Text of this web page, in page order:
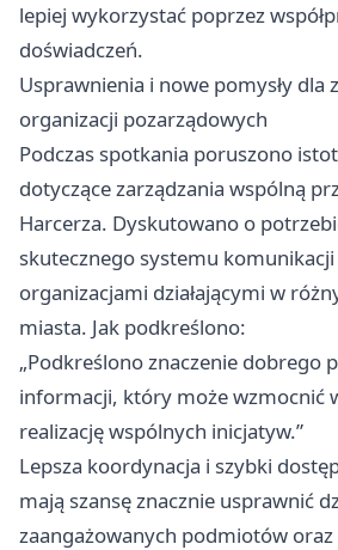
lepiej wykorzystać poprzez
doświadczeń.
Usprawnienia i nowe pomysły dla
organizacji pozarządowych
Podczas spotkania poruszono
dotyczące zarządzania wspólną
Harcerza. Dyskutowano o
skutecznego systemu
organizacjami działającymi w
miasta. Jak podkreślono:
„Podkreślono znaczenie dobrego
informacji, który może wzmocnić
realizację wspólnych inicjatyw.”
Lepsza koordynacja i szybki
mają szansę znacznie usprawnić
zaangażowanych podmiotów oraz